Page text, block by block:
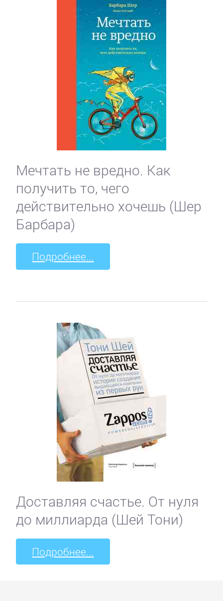
Мечтать не вредно. Как
получить то, чего
действительно хочешь (Шер
Барбара)
Подробнее...
Доставляя счастье. От нуля
до миллиарда (Шей Тони)
Подробнее...